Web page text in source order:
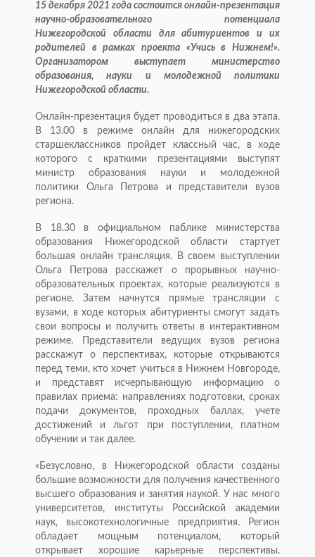
15 декабря 2021 года состоится онлайн-презентация
научно-образовательного потенциала
Нижегородской области для абитуриентов и их
родителей в рамках проекта «Учись в Нижнем!».
Организатором выступает министерство
образования, науки и молодежной политики
Нижегородской области.
Онлайн-презентация будет проводиться в два этапа.
В 13.00 в режиме онлайн для нижегородских
старшеклассников пройдет классный час, в ходе
которого с краткими презентациями выступят
министр образования науки и молодежной
политики Ольга Петрова и представители вузов
региона.
В 18.30 в официальном паблике министерства
образования Нижегородской области стартует
большая онлайн трансляция. В своем выступлении
Ольга Петрова расскажет о прорывных научно-
образовательных проектах, которые реализуются в
регионе. Затем начнутся прямые трансляции с
вузами, в ходе которых абитуриенты смогут задать
свои вопросы и получить ответы в интерактивном
режиме. Представители ведущих вузов региона
расскажут о перспективах, которые открываются
перед теми, кто хочет учиться в Нижнем Новгороде,
и представят исчерпывающую информацию о
правилах приема: направлениях подготовки, сроках
подачи документов, проходных баллах, учете
достижений и льгот при поступлении, платном
обучении и так далее.
«Безусловно, в Нижегородской области созданы
большие возможности для получения качественного
высшего образования и занятия наукой. У нас много
университетов, институты Российской академии
наук, высокотехнологичные предприятия. Регион
обладает мощным потенциалом, который
открывает хорошие карьерные перспективы.